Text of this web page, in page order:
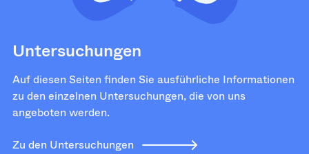
Untersuchungen
Auf diesen Seiten finden Sie ausführliche Informationen
zu den einzelnen Untersuchungen, die von uns
angeboten werden.
Zu den Untersuchungen